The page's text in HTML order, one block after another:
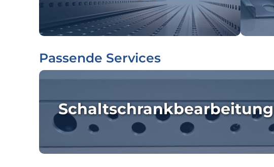
Passende Services
Schaltschrankbearbeitung